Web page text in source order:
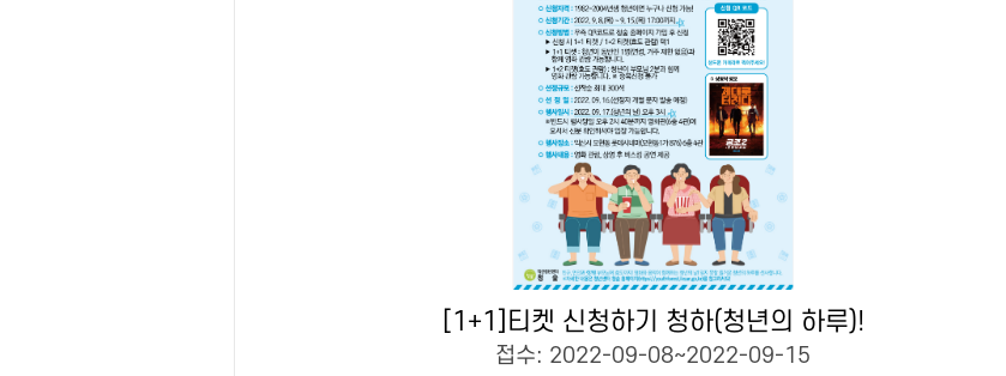
[1+1]티켓 신청하기 청하(청년의 하루)!
접수: 2022-09-08~2022-09-15